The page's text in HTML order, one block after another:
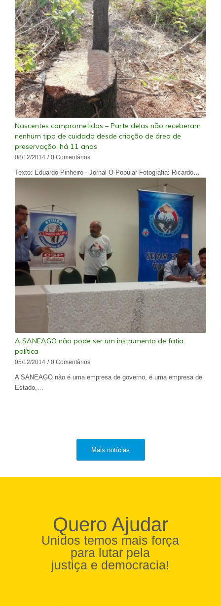
Nascentes comprometidas – Parte delas não receberam
nenhum tipo de cuidado desde criação de área de
preservação, há 11 anos
08/12/2014 / 0 Comentários
Texto: Eduardo Pinheiro - Jornal O Popular Fotografia: Ricardo…
A SANEAGO não pode ser um instrumento de fatia
política
05/12/2014 / 0 Comentários
A SANEAGO não é uma empresa de governo, é uma empresa de
Estado,…
Mais notícias
Quero Ajudar
Unidos temos mais força
para lutar pela
justiça e democracia!